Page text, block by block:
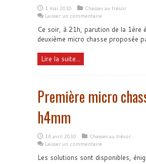
1 mai 2010
Chasses au trésor
Laisser un commentaire
Ce soir, à 21h, parution de la 1ère
deuxième micro chasse proposée
Lire la suite...
Première micro
h4mm
16 avril 2010
Chasses au trésor
Laisser un commentaire
Les solutions sont disponibles,